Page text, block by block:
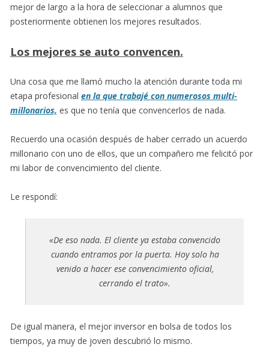
mejor de largo a la hora de seleccionar a alumnos que
posteriormente obtienen los mejores resultados.
Los mejores se auto convencen.
Una cosa que me llamó mucho la atención durante toda mi
etapa profesional en la que trabajé con numerosos multi-
millonarios, es que no tenía que convencerlos de nada.
Recuerdo una ocasión después de haber cerrado un acuerdo
millonario con uno de ellos, que un compañero me felicitó por
mi labor de convencimiento del cliente.
Le respondí:
«De eso nada. El cliente ya estaba convencido
cuando entramos por la puerta. Hoy solo ha
venido a hacer ese convencimiento oficial,
cerrando el trato».
De igual manera, el mejor inversor en bolsa de todos los
tiempos, ya muy de joven descubrió lo mismo.